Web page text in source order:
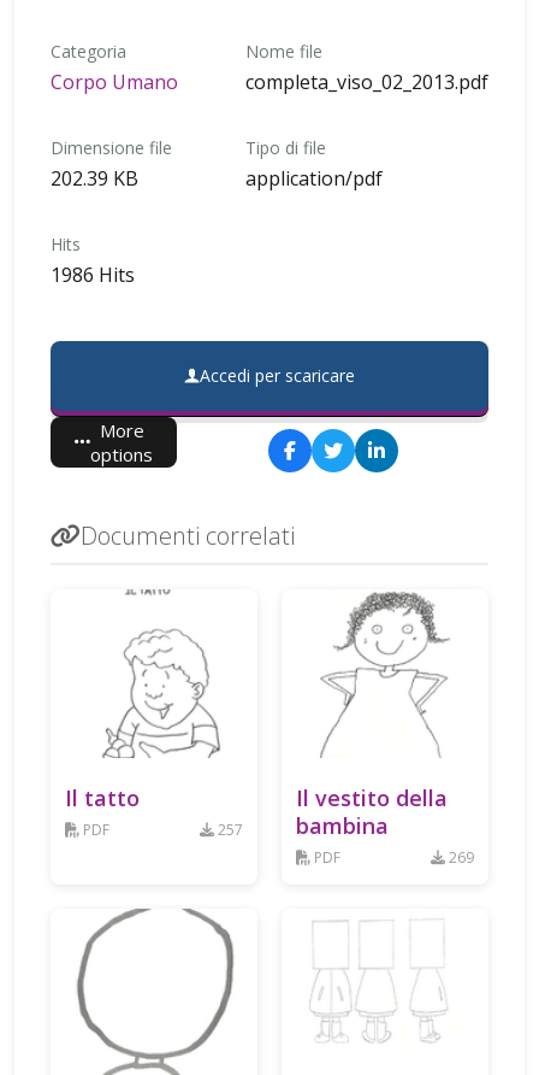
Categoria
Corpo Umano
Nome file
completa_viso_02_2013.pdf
Dimensione file
202.39 KB
Tipo di file
application/pdf
Hits
1986 Hits
Accedi per scaricare
More
options
Documenti correlati
Il tatto
PDF 257
Il vestito della
bambina
PDF 269